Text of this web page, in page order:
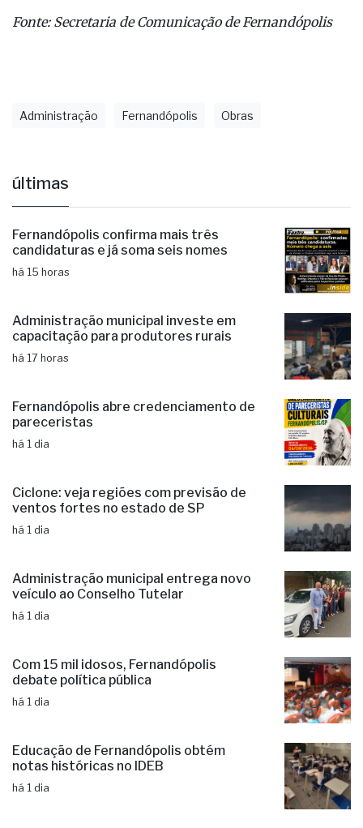
Fonte: Secretaria de Comunicação de Fernandópolis
Administração Fernandópolis Obras
últimas
Fernandópolis confirma mais três
candidaturas e já soma seis nomes
há 15 horas
Administração municipal investe em
capacitação para produtores rurais
há 17 horas
Fernandópolis abre credenciamento de
pareceristas
há 1 dia
Ciclone: veja regiões com previsão de
ventos fortes no estado de SP
há 1 dia
Administração municipal entrega novo
veículo ao Conselho Tutelar
há 1 dia
Com 15 mil idosos, Fernandópolis
debate política pública
há 1 dia
Educação de Fernandópolis obtém
notas históricas no IDEB
há 1 dia